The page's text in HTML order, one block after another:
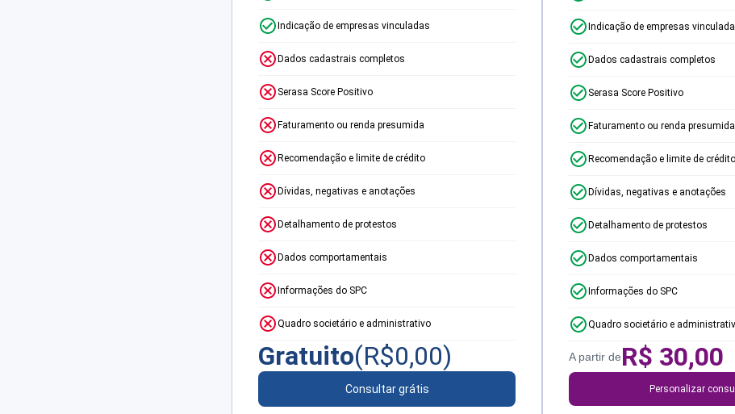
Indicação de empresas vinculadas
Dados cadastrais completos
Serasa Score Positivo
Faturamento ou renda presumida
Recomendação e limite de crédito
Dívidas, negativas e anotações
Detalhamento de protestos
Dados comportamentais
Informações do SPC
Quadro societário e administrativo
Gratuito(R$0,00)
Consultar grátis
Indicação de empresas
Dados cadastrais completos
Serasa Score Positivo
Faturamento ou renda presumida
Recomendação e limite de crédito
Dívidas, negativas e anotações
Detalhamento de protestos
Dados comportamentais
Informações do SPC
Quadro societário e
A partir deR$ 30,00
Personalizar